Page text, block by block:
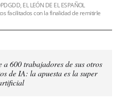
EL LEÓN DE EL ESPAÑOL
facilitados con la finalidad de remitirle
a 600 trabajadores de sus otros
de IA: la apuesta es la super